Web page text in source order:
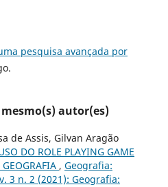
pesquisa avançada por
autor(es)
de Assis, Gilvan Aragão
DO ROLE PLAYING GAME
, Geografia:
3 n. 2 (2021): Geografia: